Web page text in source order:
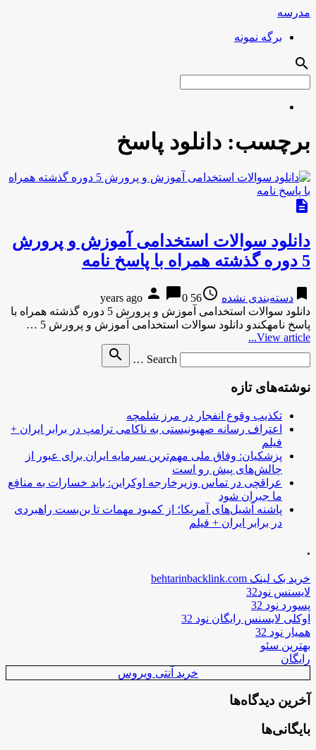
مدرسه
برگه نمونه
search
برچسب: دانلود پاسخ
description
دانلود سوالات استخدامی آموزش و پرورش
5 دوره گذشته همراه با پاسخ نامه
bookmark دسته‌بندی نشده access_time
56 years ago
person chat_bubble0
دانلود سوالات استخدامی آموزش و پرورش 5 دوره گذشته همراه با
پاسخ نامهکندو دانلود سوالات استخدامی آموزش و پرورش 5 …
View article...
Search …
search
نوشته‌های تازه
تکذیب وقوع انفجار در مرز شلمچه
اعتراف رسانه صهیونیستی به ناکامی ترامپ در برابر ایران +
فیلم
پزشکیان: وفاق ملی مهم‌ترین سرمایه ایران برای عبور از
چالش‌های پیش رو است
عراقچی در تماس وزیرخارجه اوکراین: باید خسارات به منافع
ما جبران شود
پاشنه آشیل‌های آمریکا؛ از کمبود مهمات تا بن‌بست راهبردی
در برابر ایران + فیلم
.
خرید بک لینک behtarinbacklink.com
لایسنس نود32
پسورد نود 32
اوکلی لایسنس رایگان نود 32
همیار نود 32
بهترین سئو
رایگان
خرید آنتی ویروس
آخرین دیدگاه‌ها
بایگانی‌ها